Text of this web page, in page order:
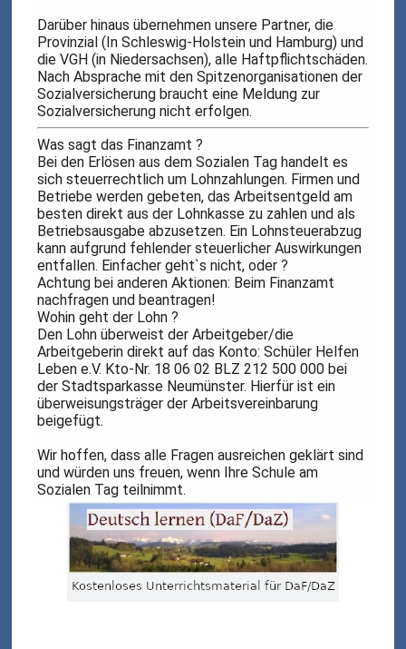
Darüber hinaus übernehmen unsere Partner, die
Provinzial (In Schleswig-Holstein und Hamburg) und
die VGH (in Niedersachsen), alle Haftpflichtschäden.
Nach Absprache mit den Spitzenorganisationen der
Sozialversicherung braucht eine Meldung zur
Sozialversicherung nicht erfolgen.
Was sagt das Finanzamt ?
Bei den Erlösen aus dem Sozialen Tag handelt es
sich steuerrechtlich um Lohnzahlungen. Firmen und
Betriebe werden gebeten, das Arbeitsentgeld am
besten direkt aus der Lohnkasse zu zahlen und als
Betriebsausgabe abzusetzen. Ein Lohnsteuerabzug
kann aufgrund fehlender steuerlicher Auswirkungen
entfallen. Einfacher geht`s nicht, oder ?
Achtung bei anderen Aktionen: Beim Finanzamt
nachfragen und beantragen!
Wohin geht der Lohn ?
Den Lohn überweist der Arbeitgeber/die
Arbeitgeberin direkt auf das Konto: Schüler Helfen
Leben e.V. Kto-Nr. 18 06 02 BLZ 212 500 000 bei
der Stadtsparkasse Neumünster. Hierfür ist ein
überweisungsträger der Arbeitsvereinbarung
beigefügt.
Wir hoffen, dass alle Fragen ausreichen geklärt sind
und würden uns freuen, wenn Ihre Schule am
Sozialen Tag teilnimmt.